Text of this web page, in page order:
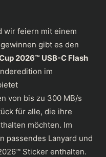
wir feiern mit einem
gibt es den
2026™ USB-C Flash
im
von bis zu 300 MB/s
für alle, die ihre
möchten. Im
passendes Lanyard und
Sticker enthalten.